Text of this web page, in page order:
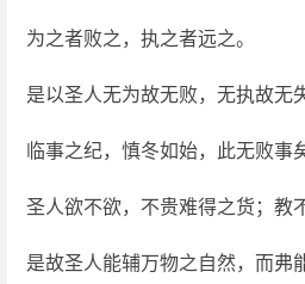
为之者败之，执之者远之。
是以圣人无为故无败，无执故无
临事之纪，慎冬如始，此无败事
圣人欲不欲，不贵难得之货；教
是故圣人能辅万物之自然，而弗